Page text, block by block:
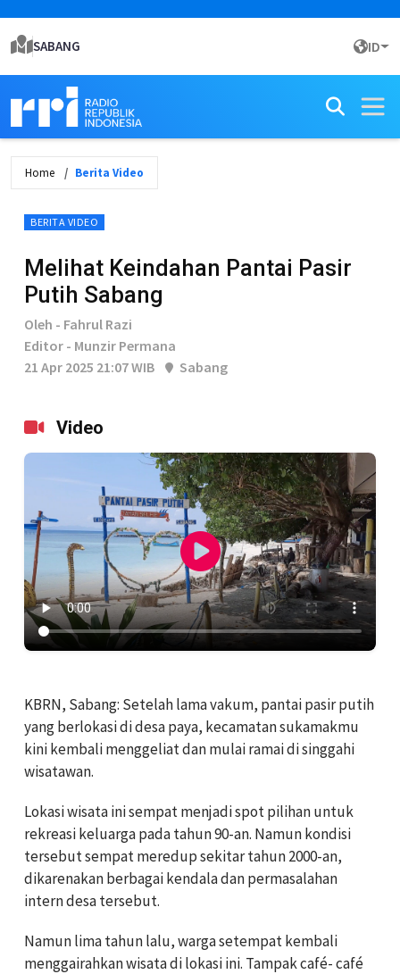
SABANG ID
Home Berita Video
BERITA VIDEO
Melihat Keindahan Pantai Pasir
Putih Sabang
Oleh - Fahrul Razi
Editor - Munzir Permana
21 Apr 2025 21:07 WIB
Sabang
Video
KBRN, Sabang: Setelah lama vakum, pantai pasir putih
yang berlokasi di desa paya, kecamatan sukamakmu
kini kembali menggeliat dan mulai ramai di singgahi
wisatawan.
Lokasi wisata ini sempat menjadi spot pilihan untuk
rekreasi keluarga pada tahun 90-an. Namun kondisi
tersebut sempat meredup sekitar tahun 2000-an,
dikarenakan berbagai kendala dan permasalahan
intern desa tersebut.
Namun lima tahun lalu, warga setempat kembali
menggairahkan wisata di lokasi ini. Tampak café- café